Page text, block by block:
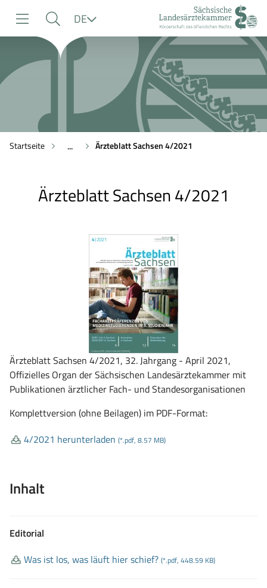
Navigation
Suche
Inhalt
DE
Startseite ... Ärzteblatt Sachsen 4/2021
Ärzteblatt Sachsen 4/2021
Ärzteblatt Sachsen 4/2021, 32. Jahrgang - April 2021,
Offizielles Organ der Sächsischen Landesärztekammer mit
Publikationen ärztlicher Fach- und Standesorganisationen
Komplettversion (ohne Beilagen) im PDF-Format:
4/2021 herunterladen (*.pdf, 8.57 MB)
Inhalt
Editorial
Was ist los, was läuft hier schief? (*.pdf, 448.59 KB)